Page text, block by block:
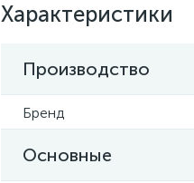
Характеристики
Производство
Бренд
Основные